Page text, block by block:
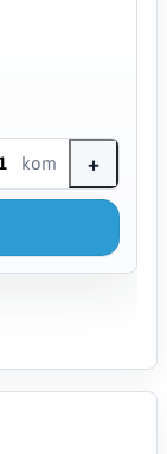
kom +